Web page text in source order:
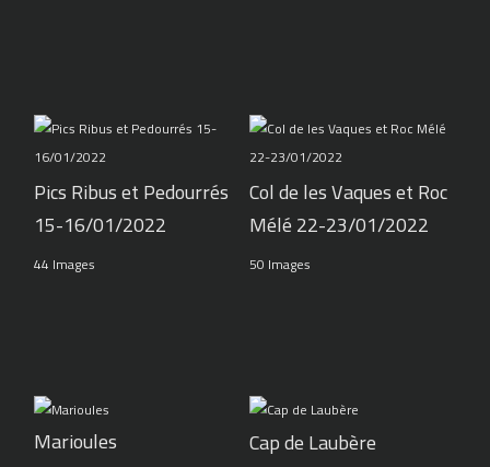
Pics Ribus et Pedourrés
15-16/01/2022
44 Images
Col de les Vaques et Roc
Mélé 22-23/01/2022
50 Images
Marioules Cap de Laubère